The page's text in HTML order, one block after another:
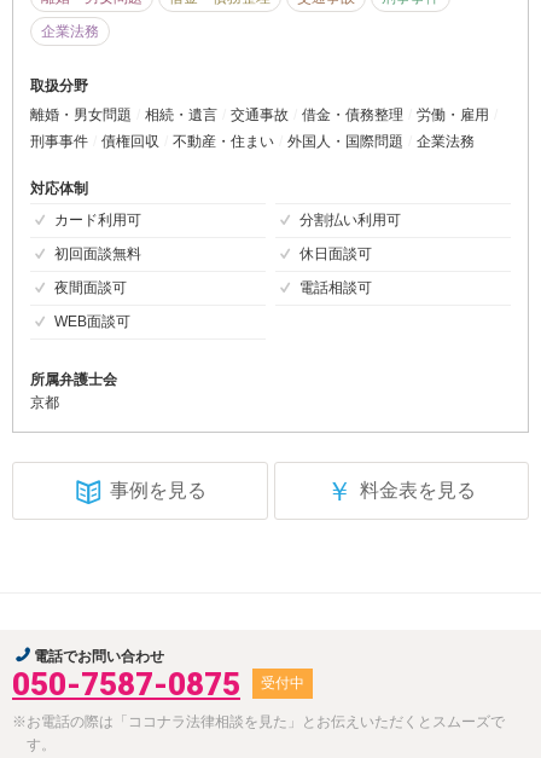
企業法務
取扱分野
離婚・男女問題
相続・遺言 交通事故 借金・債務整理
労働・雇用
刑事事件
債権回収 不動産・住まい 外国人・国際問題 企業法務
対応体制
カード利用可
分割払い利用可
初回面談無料
休日面談可
夜間面談可
電話相談可
WEB面談可
所属弁護士会
京都
事例を見る ￥ 料金表を見る
電話でお問い合わせ
050-7587-0875 受付中
※お電話の際は「ココナラ法律相談を見た」とお伝えいただくとスムーズで
す。